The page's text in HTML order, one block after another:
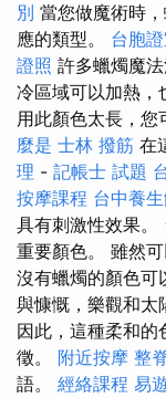
別 當您做魔術時
應的類型。 台胞
證照 許多蠟燭魔
冷區域可以加熱，
用此顏色太長，您
麼是 士林 撥筋 在
理 - 記帳士 試題
按摩課程 台中養
具有刺激性效果。
重要顏色。 雖然
沒有蠟燭的顏色可
與慷慨，樂觀和太
因此，這種柔和的
徵。 附近按摩 整
語。 經絡課程 易